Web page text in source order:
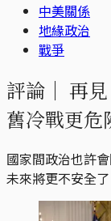
中美關係
地緣政治
戰爭
評論｜ 再
舊冷戰更危
國家間政治也許
未來將更不安全了